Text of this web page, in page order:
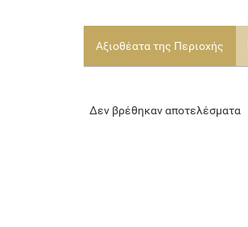
Αξιοθέατα της Περιοχής
Δεν βρέθηκαν αποτελέσματα